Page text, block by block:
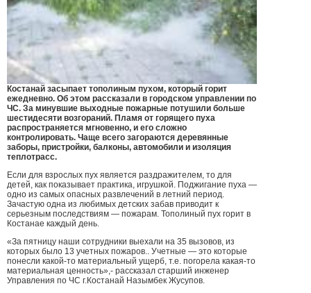
Костанай засыпает тополиным пухом, который горит
ежедневно. Об этом рассказали в городском управлении по
ЧС. За минувшие выходные пожарные потушили больше
шестидесяти возгораний. Пламя от горящего пуха
распространяется мгновенно, и его сложно
контролировать. Чаще всего загораются деревянные
заборы, пристройки, балконы, автомобили и изоляция
теплотрасс.
Если для взрослых пух является раздражителем, то для
детей, как показывает практика, игрушкой. Поджигание пуха —
одно из самых опасных развлечений в летний период.
Зачастую одна из любимых детских забав приводит к
серьезным последствиям — пожарам. Тополиный пух горит в
Костанае каждый день.
«За пятницу наши сотрудники выехали на 35 вызовов, из
которых было 13 учетных пожаров.. Учетные — это которые
понесли какой-то материальный ущерб, т.е. погорела какая-то
материальная ценность»,- рассказал старший инженер
Управления по ЧС г.Костанай Назымбек Жусупов.